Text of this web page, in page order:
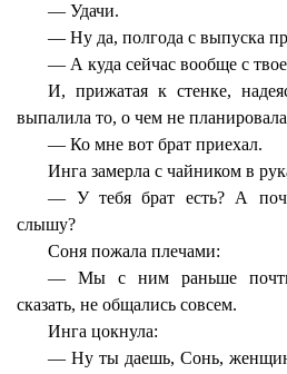
— Удачи.
— Ну да, полгода с выпуска
— А куда сейчас вообще с
И, прижатая к стенке,
выпалила то, о чем не
— Ко мне вот брат приехал.
Инга замерла с чайником в
— У тебя брат есть? А
слышу?
Соня пожала плечами:
— Мы с ним раньше
сказать, не общались совсем.
Инга цокнула:
— Ну ты даешь, Сонь,